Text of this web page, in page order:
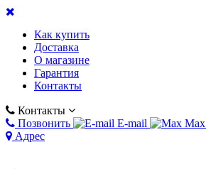
Как купить
Доставка
О магазине
Гарантия
Контакты
Контакты
Позвонить
E-mail Max
Адрес